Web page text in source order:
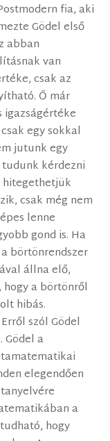
fia, aki
Gödel első
abban
van
csak az
Ő már
egy sokkal
jutunk egy
kérdezni
hitegethetjük
csak még nem
lenne
gond is. Ha
börtönrendszer
állna elő,
a börtönről
hibás.
szól Gödel
Gödel a
elegendően
a
hogy